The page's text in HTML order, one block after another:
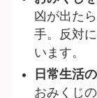
凶が出た
手。反対
います。
日常生活
おみくじ